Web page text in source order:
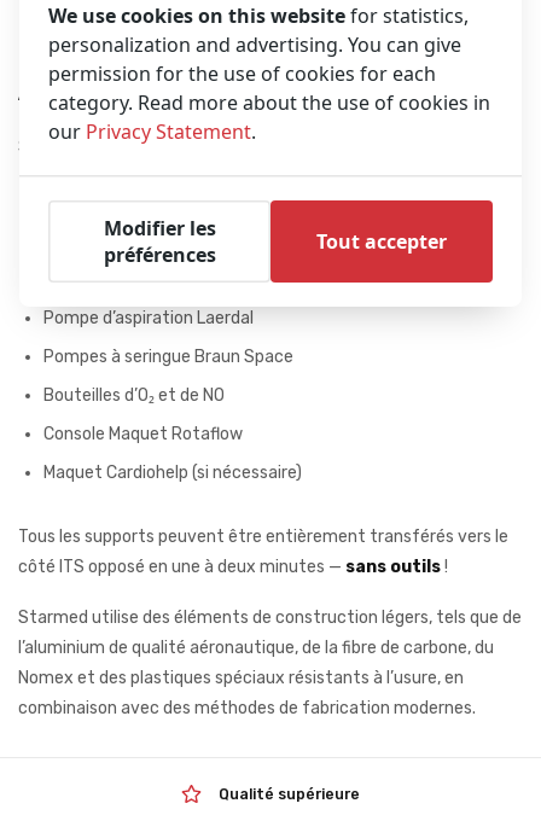
Avec chariot Starmed Terra 100 ITS (D’occasion)
Solutions de montage d’équipements pour :
Moniteur Corpuls C3
Oxylog 3000 Plus
InoMax DS IR
Pompe d’aspiration Laerdal
Pompes à seringue Braun Space
Bouteilles d’O₂ et de NO
Console Maquet Rotaflow
Maquet Cardiohelp (si nécessaire)
Tous les supports peuvent être entièrement transférés vers le
côté ITS opposé en une à deux minutes — sans outils!
Starmed utilise des éléments de construction légers, tels que de
l’aluminium de qualité aéronautique, de la fibre de carbone, du
Nomex et des plastiques spéciaux résistants à l’usure, en
combinaison avec des méthodes de fabrication modernes.
Qualité supérieure
We use cookies on this websitefor statistics,
personalization and advertising. You can give
permission for the use of cookies for each
category. Read more about the use of cookies in
our Privacy Statement.
Modifier les
préférences
Tout accepter